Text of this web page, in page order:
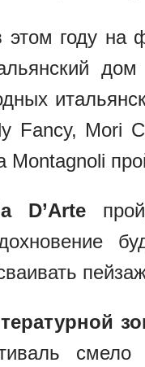
этом году на
дом
Fancy, Mori
Montagnoli
D’Arte
смело